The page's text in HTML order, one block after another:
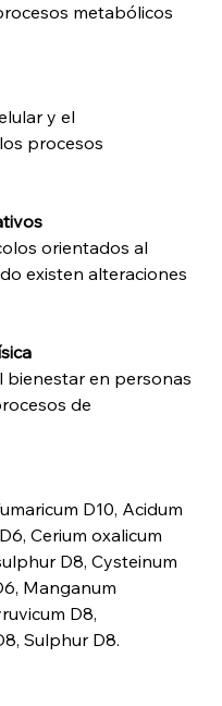
metabólicos
y el
procesos
orientados al
existen alteraciones
bienestar en personas
de
D10, Acidum
Cerium oxalicum
D8, Cysteinum
Manganum
D8,
Sulphur D8.